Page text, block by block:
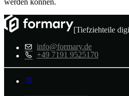
werden können.
[Tiefziehteile
info@formary.de
+49 7191 9525170